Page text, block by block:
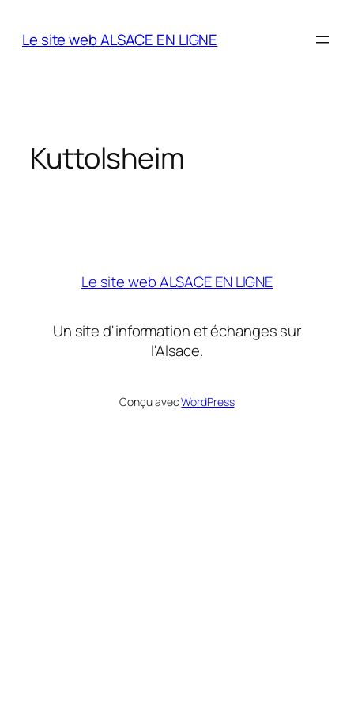
Le site web ALSACE EN LIGNE
Kuttolsheim
Le site web ALSACE EN LIGNE
Un site d'information et échanges sur
l'Alsace.
Conçu avecWordPress